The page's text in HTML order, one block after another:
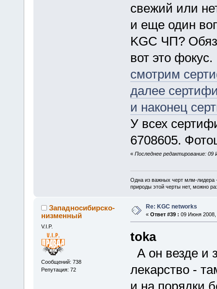
свежий или
и еще один
KGC ЧП?
вот это фокус.
смотрим
далее
и наконец
У всех
6708605.
« Последнее редактирование:
Одна из важных черт млм-лидера
природы этой черты нет, можно
Западносибирско-
низменный
V.I.P.
Сообщений: 738
Репутация: 72
Re: KGC networks
« Ответ #39 : 09 Июня 2008,
toka
А он везде и
лекарство -
и на порядки